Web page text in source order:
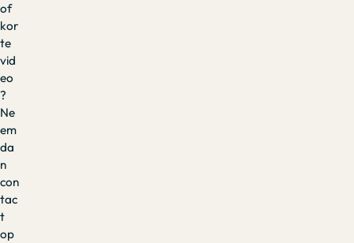
of
kor
te
vid
eo
?
Ne
em
da
n
con
tac
t
op